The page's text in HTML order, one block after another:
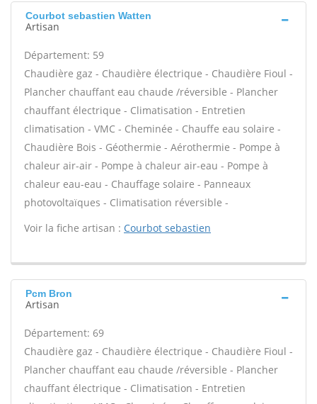
Courbot sebastien Watten
Artisan
Département: 59
Chaudière gaz - Chaudière électrique - Chaudière Fioul -
Plancher chauffant eau chaude /réversible - Plancher
chauffant électrique - Climatisation - Entretien
climatisation - VMC - Cheminée - Chauffe eau solaire -
Chaudière Bois - Géothermie - Aérothermie - Pompe à
chaleur air-air - Pompe à chaleur air-eau - Pompe à
chaleur eau-eau - Chauffage solaire - Panneaux
photovoltaïques - Climatisation réversible -
Voir la fiche artisan : Courbot sebastien
Pcm Bron
Artisan
Département: 69
Chaudière gaz - Chaudière électrique - Chaudière Fioul -
Plancher chauffant eau chaude /réversible - Plancher
chauffant électrique - Climatisation - Entretien